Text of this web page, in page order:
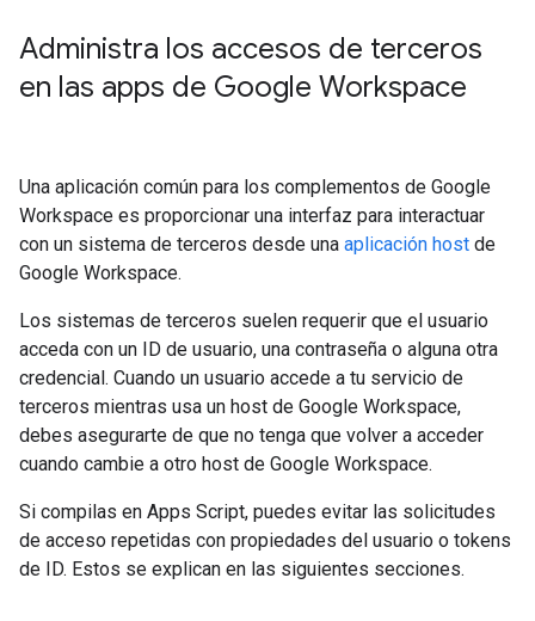
Administra los accesos de terceros
en las apps de Google Workspace
Una aplicación común para los complementos de Google
Workspace es proporcionar una interfaz para interactuar
con un sistema de terceros desde una aplicación host de
Google Workspace.
Los sistemas de terceros suelen requerir que el usuario
acceda con un ID de usuario, una contraseña o alguna otra
credencial. Cuando un usuario accede a tu servicio de
terceros mientras usa un host de Google Workspace,
debes asegurarte de que no tenga que volver a acceder
cuando cambie a otro host de Google Workspace.
Si compilas en Apps Script, puedes evitar las solicitudes
de acceso repetidas con propiedades del usuario o tokens
de ID. Estos se explican en las siguientes secciones.